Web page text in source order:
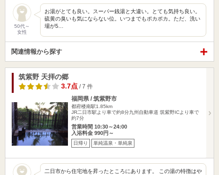
50代～
女性
お湯がとても良い。スーパー銭湯と大違い。とても気持ち良い。
硫黄の臭いも気にならない位。いつまでもポカポカ。ただ、洗い
場が5…
関連情報から探す
筑紫野 天拝の郷
3.7点 / 7 件
福岡県 / 筑紫野市
都府楼南駅1.85km
JR二日市駅より車で約8分九州自動車道 筑紫野ICより車で
約7分
営業時間 10:30～24:00
入浴料金 990円～
日帰り 単純温泉・単純泉
二日市から住宅地を昇ったところにあります。 この湯の特徴はや